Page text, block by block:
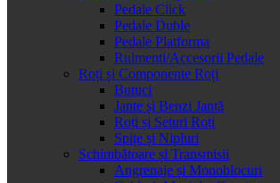
Pedale Click
Pedale Duble
Pedale Platforma
Rulmenti/Accesorii Pedale
Roți și Componente Roți
Butuci
Jante și Benzi Jantă
Roți și Seturi Roți
Spițe și Nipluri
Schimbătoare și Transmisii
Angrenaje și Monoblocuri